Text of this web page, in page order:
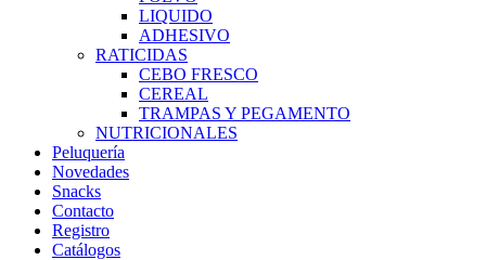
LIQUIDO
ADHESIVO
RATICIDAS
CEBO FRESCO
CEREAL
TRAMPAS Y PEGAMENTO
NUTRICIONALES
Peluquería
Novedades
Snacks
Contacto
Registro
Catálogos